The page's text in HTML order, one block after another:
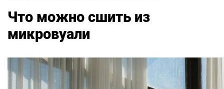
Что можно сшить из
микровуали